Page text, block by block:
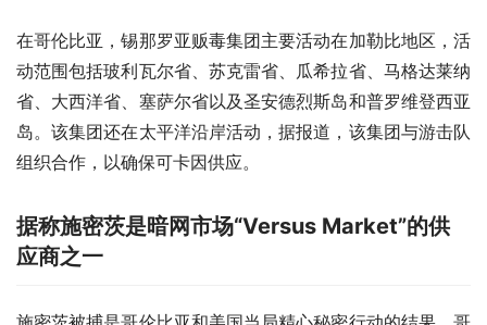
在哥伦比亚，锡那罗亚贩毒集团主要活动在加勒比地区，活
动范围包括玻利瓦尔省、苏克雷省、瓜希拉省、马格达莱纳
省、大西洋省、塞萨尔省以及圣安德烈斯岛和普罗维登西亚
岛。该集团还在太平洋沿岸活动，据报道，该集团与游击队
组织合作，以确保可卡因供应。
据称施密茨是暗网市场“Versus Market”的供
应商之一